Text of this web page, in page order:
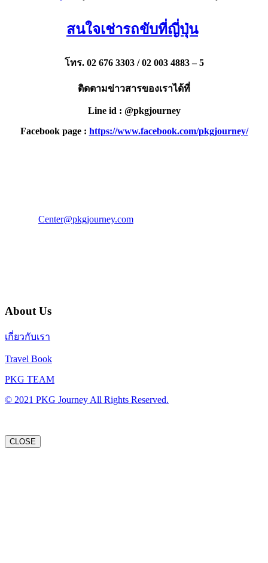
สนใจเช่ารถขับที่ญี่ปุ่น
โทร. 02 676 3303 / 02 003 4883 – 5
ติดตามข่าวสารของเราได้ที่
Line id : @pkgjourney
Facebook page : https://www.facebook.com/pkgjourney/
Center@pkgjourney.com
About Us
เกี่ยวกับเรา
Travel Book
PKG TEAM
© 2021 PKG Journey All Rights Reserved.
CLOSE